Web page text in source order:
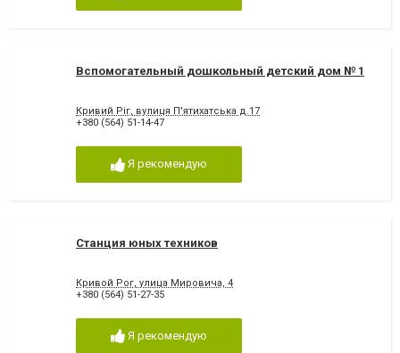
Вспомогательный дошкольный детский дом № 1
Кривий Ріг, вулиця П'ятихатська д.17
+380 (564) 51-14-47
Я рекомендую
Станция юных техников
Кривой Рог, улица Мировича, 4
+380 (564) 51-27-35
Я рекомендую